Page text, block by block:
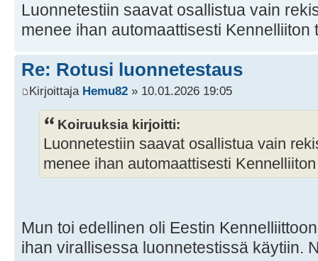
Luonnetestiin saavat osallistua vain
menee ihan automaattisesti Kennelliiton
Re: Rotusi luonnetestaus
Kirjoittaja Hemu82 » 10.01.2026 19:05
Koiruuksia kirjoitti:
Luonnetestiin saavat osallistua vain
menee ihan automaattisesti
Mun toi edellinen oli Eestin
ihan virallisessa luonnetestissä käytiin.